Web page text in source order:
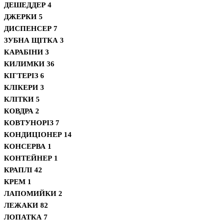
ДЕШЕДДЕР 4
ДЖЕРКИ 5
ДИСПЕНСЕР 7
ЗУБНА ЩІТКА 3
КАРАБІНИ 3
КИЛИМКИ 36
КІГТЕРІЗ 6
КЛІКЕРИ 3
КЛІТКИ 5
КОВДРА 2
КОВТУНОРІЗ 7
КОНДИЦІОНЕР 14
КОНСЕРВА 1
КОНТЕЙНЕР 1
КРАПЛІ 42
КРЕМ 1
ЛАПОМИЙКИ 2
ЛЕЖАКИ 82
ЛОПАТКА 7